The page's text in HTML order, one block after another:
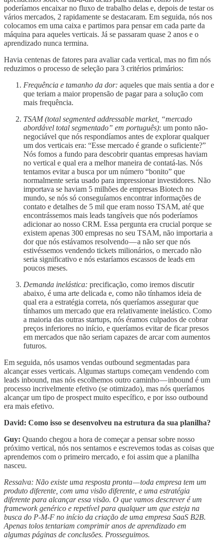
poderíamos encaixar no fluxo de trabalho delas e, depois de testar os
vários mercados, 2 rapidamente se destacaram. Em seguida, nós nos
colocamos em uma caixa e partimos para pensar em cada parte da
máquina para aqueles verticais. Já se passaram quase 2 anos e o
aprendizado nunca termina.
Havia centenas de fatores para avaliar cada vertical, mas no fim nós
reduzimos o processo de seleção para 3 critérios primários:
Frequência e tamanho da dor: aqueles que mais sentia a dor e
que teriam a maior propensão de pagar para a solução com
mais frequência.
TSAM (total segmented addressable market, “mercado
abordável total segmentado” em português): um ponto não-
negociável que nós respondíamos antes de explorar qualquer
um dos verticais era: “Esse mercado é grande o suficiente?”
Nós fomos a fundo para descobrir quantas empresas haviam
no vertical e qual era a melhor maneira de contatá-las. Nós
tentamos evitar a busca por um número “bonito” que
normalmente seria usado para impressionar investidores. Não
importava se haviam 5 milhões de empresas Biotech no
mundo, se nós só conseguíamos encontrar informações de
contato e detalhes de 5 mil que eram nosso TSAM, até que
encontrássemos mais leads tangíveis que nós poderíamos
adicionar ao nosso CRM. Essa pergunta era crucial porque se
existem apenas 300 empresas no seu TSAM, não importaria a
dor que nós estávamos resolvendo — a não ser que nós
estivéssemos vendendo tickets milionários, o mercado não
seria significativo e nós estaríamos escassos de leads em
poucos meses.
Demanda inelástica: precificação, como iremos discutir
abaixo, é uma arte delicada e, como não tínhamos ideia de
qual era a estratégia correta, nós queríamos assegurar que
tínhamos um mercado que era relativamente inelástico. Como
a maioria das outras startups, nós éramos culpados de cobrar
preços inferiores no início, e queríamos evitar de ficar presos
em mercados que não seriam capazes de arcar com aumentos
futuros.
Em seguida, nós usamos vendas outbound segmentadas para
alcançar esses verticais. Algumas startups começam vendendo com
leads inbound, mas nós escolhemos outro caminho — inbound é um
processo incrivelmente efetivo (se otimizado), mas nós queríamos
alcançar um tipo de prospect muito específico, e por isso outbound
era mais efetivo.
David: Como isso se desenvolveu na estrutura da sua planilha?
Guy: Quando chegou a hora de começar a pensar sobre nosso
próximo vertical, nós nos sentamos e escrevemos todas as coisas que
aprendemos com o primeiro mercado, e foi assim que a planilha
nasceu.
Ressalva: Não existe uma resposta pronta — toda empresa tem um
produto diferente, com uma visão diferente, e uma estratégia
diferente para alcançar essa visão. O que vamos descrever é um
framework genérico e repetível para qualquer um que esteja na
busca do P-M-F no início da criação de uma empresa SaaS B2B.
Apenas tolos tentariam comprimir anos de aprendizado em
algumas páginas de conclusões. Prosseguimos.